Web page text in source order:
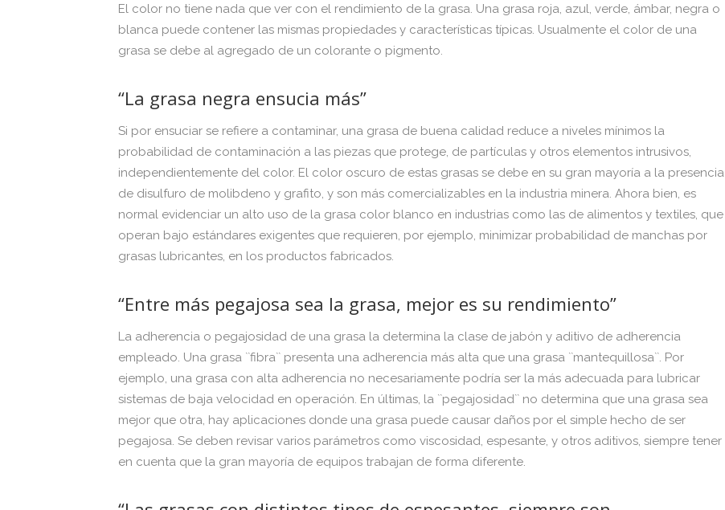
El color no tiene nada que ver con el rendimiento de la grasa. Una grasa roja, azul, verde, ámbar, negra o
blanca puede contener las mismas propiedades y características típicas. Usualmente el color de una
grasa se debe al agregado de un colorante o pigmento.
“La grasa negra ensucia más”
Si por ensuciar se refiere a contaminar, una grasa de buena calidad reduce a niveles mínimos la
probabilidad de contaminación a las piezas que protege, de partículas y otros elementos intrusivos,
independientemente del color. El color oscuro de estas grasas se debe en su gran mayoría a la presencia
de disulfuro de molibdeno y grafito, y son más comercializables en la industria minera. Ahora bien, es
normal evidenciar un alto uso de la grasa color blanco en industrias como las de alimentos y textiles, que
operan bajo estándares exigentes que requieren, por ejemplo, minimizar probabilidad de manchas por
grasas lubricantes, en los productos fabricados.
“Entre más pegajosa sea la grasa, mejor es su rendimiento”
La adherencia o pegajosidad de una grasa la determina la clase de jabón y aditivo de adherencia
empleado. Una grasa ``fibra`` presenta una adherencia más alta que una grasa ``mantequillosa``. Por
ejemplo, una grasa con alta adherencia no necesariamente podría ser la más adecuada para lubricar
sistemas de baja velocidad en operación. En últimas, la ``pegajosidad`` no determina que una grasa sea
mejor que otra, hay aplicaciones donde una grasa puede causar daños por el simple hecho de ser
pegajosa. Se deben revisar varios parámetros como viscosidad, espesante, y otros aditivos, siempre tener
en cuenta que la gran mayoría de equipos trabajan de forma diferente.